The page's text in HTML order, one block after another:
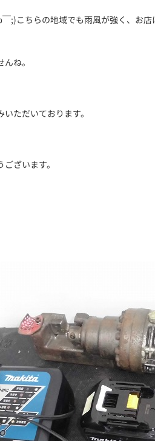
;)こちらの地域でも雨風が強く、お
ね。
ただいております。
ざいます。